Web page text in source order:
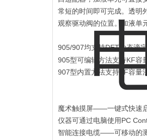
常短的时间即可完成。透明
观察驱动阀的位置。加液单
905/907均支持DET动态滴
905型可编辑方法支持KF容
907型内置方法支持KF容量
魔术触摸屏——一键式快速
仪器可通过电脑使用PC
智能连接电缆——可移动的